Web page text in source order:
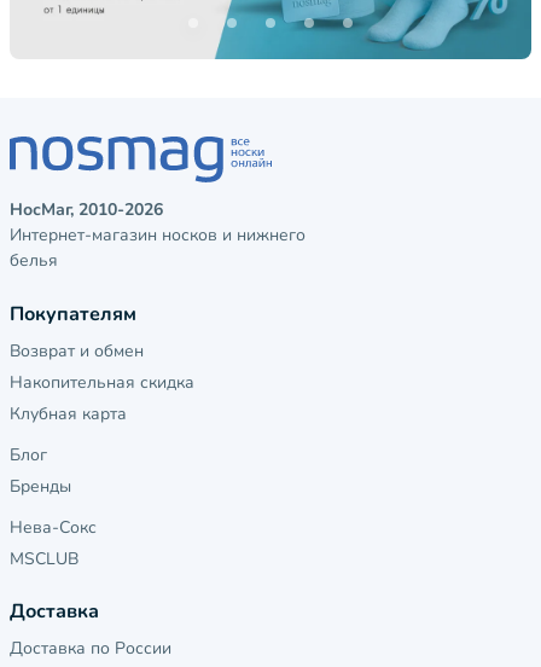
НосМаг, 2010-2026
Интернет-магазин носков и нижнего
белья
Покупателям
Возврат и обмен
Накопительная скидка
Клубная карта
Блог
Бренды
Нева-Сокс
MSCLUB
Доставка
Доставка по России